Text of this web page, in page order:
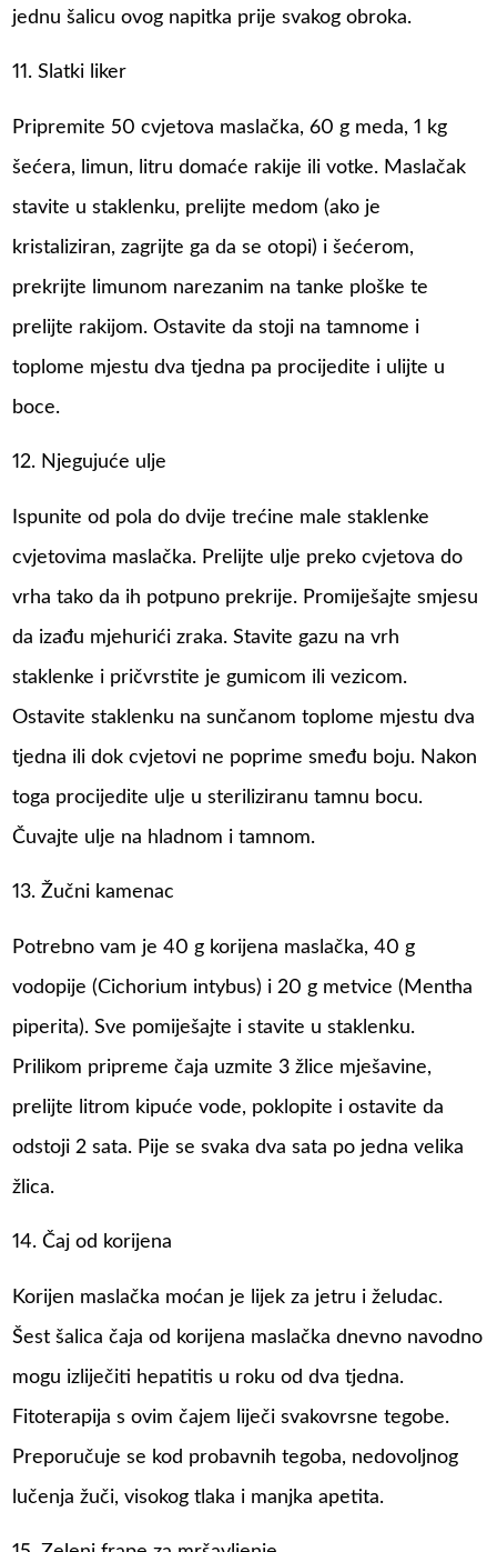
jednu šalicu ovog napitka prije svakog obroka.
11. Slatki liker
Pripremite 50 cvjetova maslačka, 60 g meda, 1 kg
šećera, limun, litru domaće rakije ili votke. Maslačak
stavite u staklenku, prelijte medom (ako je
kristaliziran, zagrijte ga da se otopi) i šećerom,
prekrijte limunom narezanim na tanke ploške te
prelijte rakijom. Ostavite da stoji na tamnome i
toplome mjestu dva tjedna pa procijedite i ulijte u
boce.
12. Njegujuće ulje
Ispunite od pola do dvije trećine male staklenke
cvjetovima maslačka. Prelijte ulje preko cvjetova do
vrha tako da ih potpuno prekrije. Promiješajte smjesu
da izađu mjehurići zraka. Stavite gazu na vrh
staklenke i pričvrstite je gumicom ili vezicom.
Ostavite staklenku na sunčanom toplome mjestu dva
tjedna ili dok cvjetovi ne poprime smeđu boju. Nakon
toga procijedite ulje u steriliziranu tamnu bocu.
Čuvajte ulje na hladnom i tamnom.
13. Žučni kamenac
Potrebno vam je 40 g korijena maslačka, 40 g
vodopije (Cichorium intybus) i 20 g metvice (Mentha
piperita). Sve pomiješajte i stavite u staklenku.
Prilikom pripreme čaja uzmite 3 žlice mješavine,
prelijte litrom kipuće vode, poklopite i ostavite da
odstoji 2 sata. Pije se svaka dva sata po jedna velika
žlica.
14. Čaj od korijena
Korijen maslačka moćan je lijek za jetru i želudac.
Šest šalica čaja od korijena maslačka dnevno navodno
mogu izliječiti hepatitis u roku od dva tjedna.
Fitoterapija s ovim čajem liječi svakovrsne tegobe.
Preporučuje se kod probavnih tegoba, nedovoljnog
lučenja žuči, visokog tlaka i manjka apetita.